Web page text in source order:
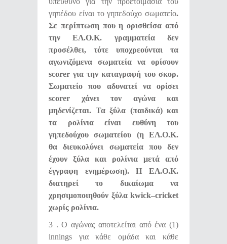
γηπέδου είναι το γηπεδούχο σωματείο.
Σε περίπτωση που η ορισθείσα από
την ΕΛ.Ο.Κ. γραμματεία δεν
προσέλθει, τότε υποχρεούνται τα
αγωνιζόμενα σωματεία να ορίσουν
scorer για την καταγραφή του σκορ.
Σωματείο που αδυνατεί να ορίσει
scorer χάνει τον αγώνα και
μηδενίζεται. Τα ξύλα (παιδικά) και
τα ρολίνια είναι ευθύνη του
γηπεδούχου σωματείου (η ΕΛ.Ο.Κ.
θα διευκολύνει σωματεία που δεν
έχουν ξύλα και ρολίνια μετά από
έγγραφη ενημέρωση). Η ΕΛ.Ο.Κ.
διατηρεί το δικαίωμα να
χρησιμοποιηθούν ξύλα kwick–cricket
χωρίς ρολίνια.
3 . Ο αγώνας αποτελείται από ένα (1)
innings για κάθε ομάδα και κάθε